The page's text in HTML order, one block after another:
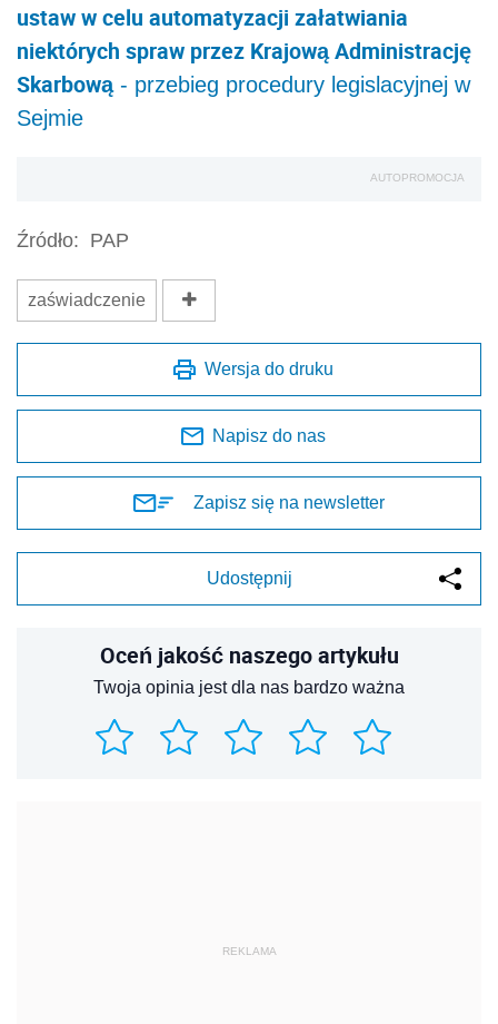
ustaw w celu automatyzacji załatwiania
niektórych spraw przez Krajową Administrację
Skarbową- przebieg procedury legislacyjnej w
Sejmie
AUTOPROMOCJA
Źródło: PAP
zaświadczenie
Wersja do druku
Napisz do nas
Zapisz się na newsletter
Udostępnij
Oceń jakość naszego artykułu
Twoja opinia jest dla nas bardzo ważna
REKLAMA